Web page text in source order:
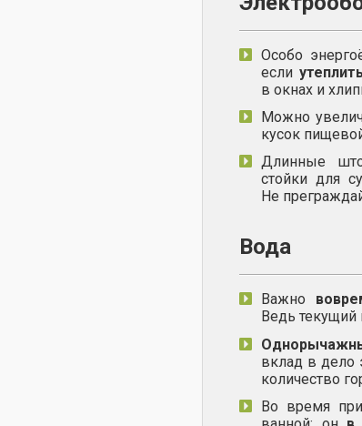
Особо
если
в окнах и
Можно
кусок
Длинные
стойки для
Не
Вода
Важно
Ведь текущий
вклад в дело
количество
Во время